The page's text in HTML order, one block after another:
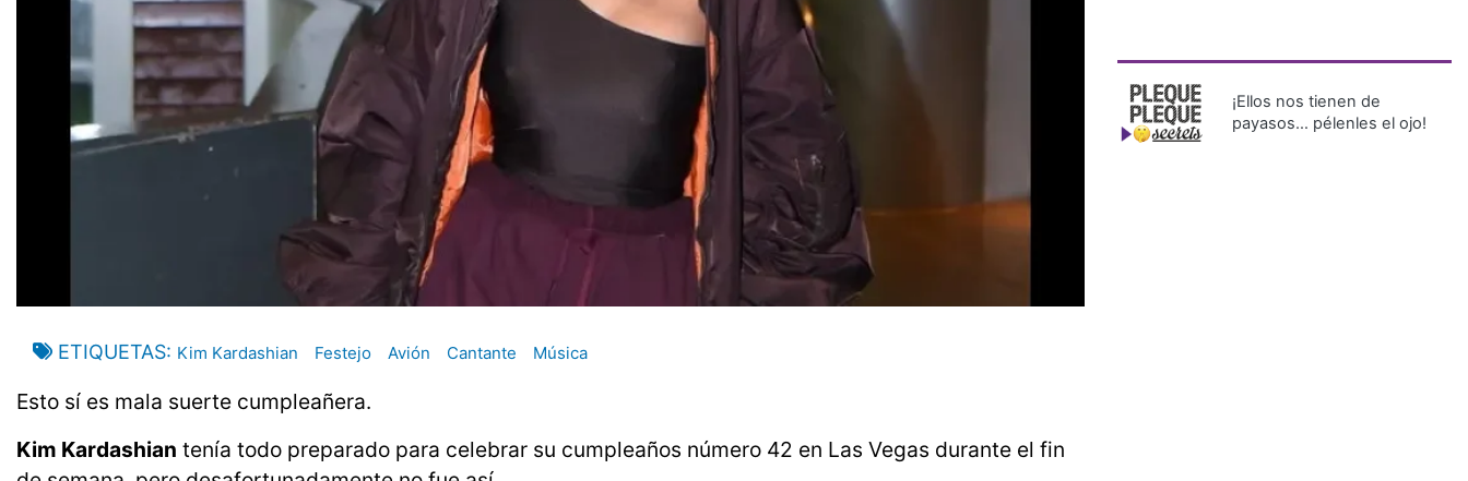
ETIQUETAS Kim Kardashian Festejo Avión Cantante Música
Esto sí es mala suerte cumpleañera.
Kim Kardashian tenía todo preparado para celebrar su cumpleaños número 42 en Las Vegas durante el fin
¡Ellos nos tienen de
payasos… pélenles el ojo!